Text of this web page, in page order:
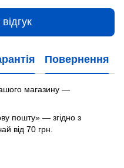
Повернення
магазину —
пошту» — згідно з
від 70 грн.